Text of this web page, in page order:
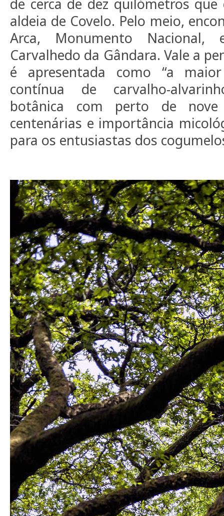
aldeia de Covelo. Pelo meio,
Arca, Monumento
Carvalhedo da Gândara. Vale a
é apresentada como “a
contínua de carvalho-
botânica com perto de nove
centenárias e importância
para os entusiastas dos